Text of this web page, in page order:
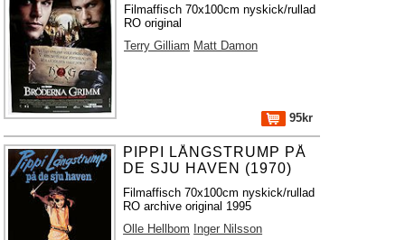
Filmaffisch 70x100cm nyskick/rullad
RO original
Terry Gilliam Matt Damon
95kr
PIPPI LÅNGSTRUMP PÅ
DE SJU HAVEN (1970)
Filmaffisch 70x100cm nyskick/rullad
RO archive original 1995
Olle Hellbom Inger Nilsson